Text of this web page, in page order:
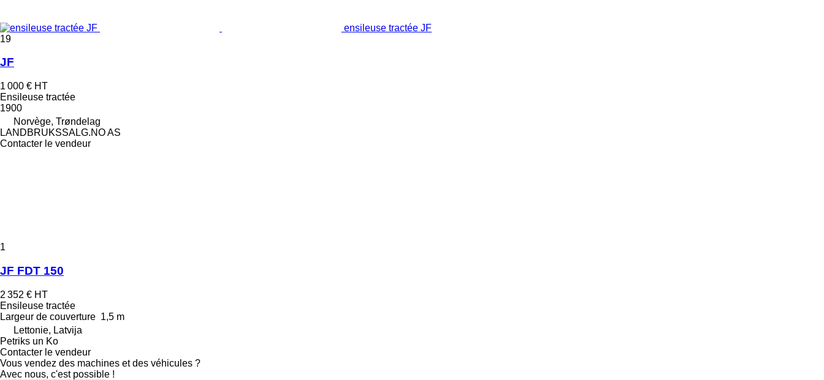
ensileuse tractée JF
19
JF
1 000 € HT
Ensileuse tractée
1900
Norvège, Trøndelag
LANDBRUKSSALG.NO AS
Contacter le vendeur
1
JF FDT 150
2 352 € HT
Ensileuse tractée
Largeur de couverture 1,5 m
Lettonie, Latvija
Petriks un Ko
Contacter le vendeur
Vous vendez des machines et des véhicules ?
Avec nous, c'est possible !